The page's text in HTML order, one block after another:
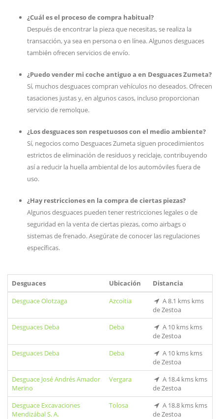
¿Cuál es el proceso de compra habitual?
Después de encontrar la pieza que necesitas, se realiza la
transacción, ya sea en persona o en línea. Algunos desguaces
también ofrecen servicios de envío.
¿Puedo vender mi coche antiguo a en Desguaces Zumeta?
Sí, muchos desguaces compran vehículos no deseados. Ofrecen
tasaciones justas y, en algunos casos, incluso proporcionan
servicio de remolque.
¿Los desguaces son respetuosos con el medio ambiente?
Sí, negocios como Desguaces Zumeta siguen procedimientos
estrictos de eliminación de residuos y reciclaje, contribuyendo
así a reducir la huella ambiental de los automóviles fuera de
uso.
¿Hay restricciones en la compra de ciertas piezas?
Algunos desguaces pueden tener restricciones legales o de
seguridad en la venta de ciertas piezas, como airbags o
sistemas de frenado. Asegúrate de conocer las regulaciones
específicas.
Desguaces Ubicación
Distancia
Desguace Olotzaga
Azcoitia
A 8.1 kms kms
de Zestoa
Desguaces Deba
Deba
A 10 kms kms
de Zestoa
Desguaces Deba
Deba
A 10 kms kms
de Zestoa
Desguace José Andrés Amador
Merino
Vergara
A 18.4 kms kms
de Zestoa
Desguace Excavaciones
Mendizábal S. A.
Tolosa
A 18.8 kms kms
de Zestoa